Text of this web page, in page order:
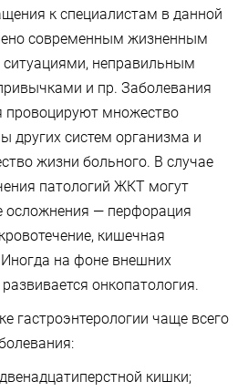
к специалистам в данной
современным жизненным
неправильным
и пр. Заболевания
провоцируют множество
других систем организма и
жизни больного. В случае
патологий ЖКТ могут
осложнения — перфорация
кишечная
на фоне внешних
онкопатология.
гастроэнтерологии чаще всего
кишки;